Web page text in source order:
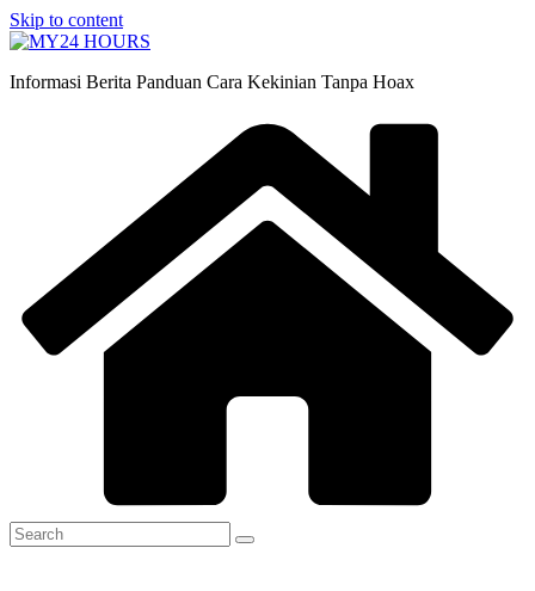
Skip to content
Informasi Berita Panduan Cara Kekinian Tanpa Hoax